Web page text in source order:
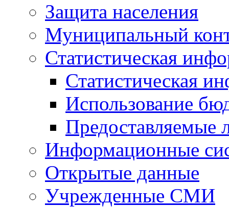
Защита населения
Муниципальный
Статистическая
Статистическая
Использование
Предоставляемые
Информационные
Открытые данные
Учрежденные СМИ